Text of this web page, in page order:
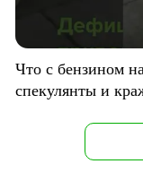
Что с бензином
спекулянты и